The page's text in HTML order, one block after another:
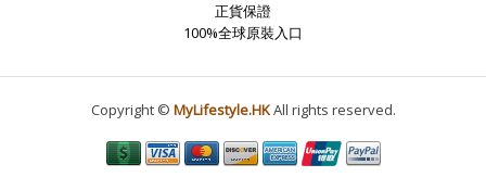
正貨保證
100%全球原裝入口
Copyright © MyLifestyle.HKAll rights reserved.